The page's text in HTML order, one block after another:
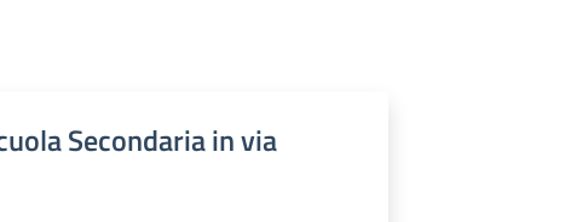
Secondaria in via